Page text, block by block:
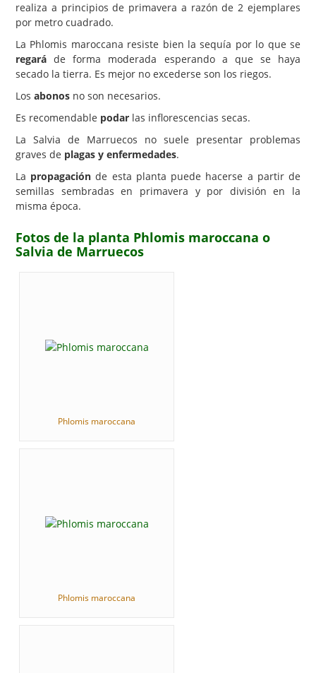
realiza a principios de primavera a razón de 2 ejemplares
por metro cuadrado.
La Phlomis maroccana resiste bien la sequía por lo que se
regará de forma moderada esperando a que se haya
secado la tierra. Es mejor no excederse son los riegos.
Los abonos no son necesarios.
Es recomendable podar las inflorescencias secas.
La Salvia de Marruecos no suele presentar problemas
graves de plagas y enfermedades.
La propagación de esta planta puede hacerse a partir de
semillas sembradas en primavera y por división en la
misma época.
Fotos de la planta Phlomis maroccana o
Salvia de Marruecos
Phlomis maroccana
Phlomis maroccana